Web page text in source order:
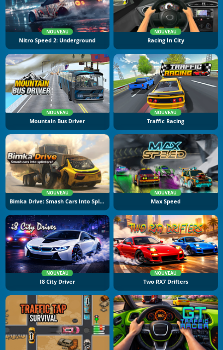
NOUVEAU
Nitro Speed 2: Underground
NOUVEAU
Racing In City
NOUVEAU
Mountain Bus Driver
NOUVEAU
Traffic Racing
NOUVEAU
Bimka Drive: Smash Cars Into Splinters
NOUVEAU
Max Speed
NOUVEAU
I8 City Driver
NOUVEAU
Two RX7 Drifters